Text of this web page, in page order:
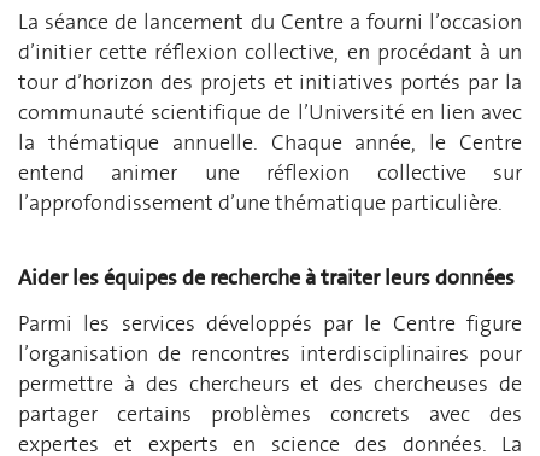
La séance de lancement du Centre a fourni l’occasion
d’initier cette réflexion collective, en procédant à un
tour d’horizon des projets et initiatives portés par la
communauté scientifique de l’Université en lien avec
la thématique annuelle. Chaque année, le Centre
entend animer une réflexion collective sur
l’approfondissement d’une thématique particulière.
Aider les équipes de recherche à traiter leurs données
Parmi les services développés par le Centre figure
l’organisation de rencontres interdisciplinaires pour
permettre à des chercheurs et des chercheuses de
partager certains problèmes concrets avec des
expertes et experts en science des données. La